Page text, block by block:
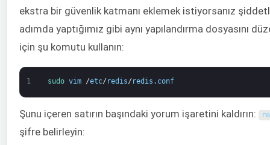
ekstra bir güvenlik katmanı eklemek istiyorsanız
adımda yaptığımız gibi aynı yapılandırma dosyasını
için şu komutu kullanın:
1 sudo vim /etc/ redis/ redis . conf
Şunu içeren satırın başındaki yorum işaretini kaldırın:
şifre belirleyin: